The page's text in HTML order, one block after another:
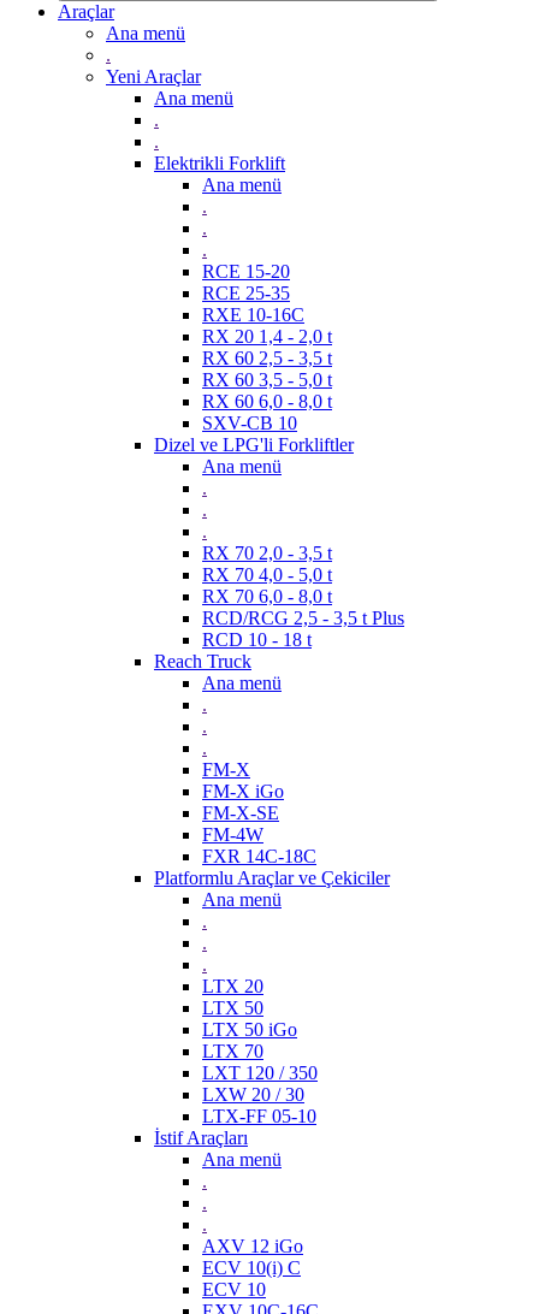
Araçlar
Ana menü
.
Yeni Araçlar
Ana menü
.
.
Elektrikli Forklift
Ana menü
.
.
.
RCE 15-20
RCE 25-35
RXE 10-16C
RX 20 1,4 - 2,0 t
RX 60 2,5 - 3,5 t
RX 60 3,5 - 5,0 t
RX 60 6,0 - 8,0 t
SXV-CB 10
Dizel ve LPG'li Forkliftler
Ana menü
.
.
.
RX 70 2,0 - 3,5 t
RX 70 4,0 - 5,0 t
RX 70 6,0 - 8,0 t
RCD/RCG 2,5 - 3,5 t Plus
RCD 10 - 18 t
Reach Truck
Ana menü
.
.
.
FM-X
FM-X iGo
FM-X-SE
FM-4W
FXR 14C-18C
Platformlu Araçlar ve Çekiciler
Ana menü
.
.
.
LTX 20
LTX 50
LTX 50 iGo
LTX 70
LXT 120 / 350
LXW 20 / 30
LTX-FF 05-10
İstif Araçları
Ana menü
.
.
.
AXV 12 iGo
ECV 10(i) C
ECV 10